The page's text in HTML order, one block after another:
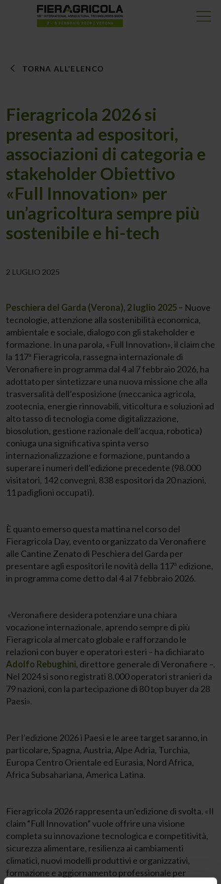
TORNA ALL'ELENCO
Fieragricola 2026 si
presenta ad espositori,
associazioni di categoria e
stakeholder Obiettivo
«Full Innovation» per
un’agricoltura sempre più
sostenibile e hi-tech
2 LUGLIO 2025
Peschiera del Garda (Verona), 2 luglio 2025 – Nuove
tecnologie, attenzione alla sostenibilità economica,
ambientale e sociale, dialogo con gli stakeholder e
formazione. In una parola, «Full Innovation», il claim che
la 117ª Fieragricola, rassegna internazionale di
Veronafiere in programma dal 4 al 7 febbraio 2026, ha
adottato per sintetizzare una nuova missione che alla
trasversalità dell’esposizione (meccanica agricola,
zootecnia, energie rinnovabili, viticoltura e soluzioni ad
alto tasso di tecnologia come digitalizzazione,
biosolution, gestione razionale dell’acqua, robotica)
coniuga una significativa spinta verso
internazionalizzazione e formazione, puntando a
superare i numeri dell’edizione precedente (98.000
visitatori, 142 convegni, 838 espositori da 20 nazioni,
11 padiglioni occupati).
È quanto emerso questa mattina nel corso del
Fieragricola Day, evento organizzato da Veronafiere
alle Cantine Zenato di Peschiera del Garda per
presentare agli espositori le novità della 117ª edizione,
in programma come detto dal 4 al 7 febbraio 2026.
«Veronafiere desidera potenziare una chiara
vocazione internazionale, aprendo sempre di più
Fieragricola al mercato globale e rafforzando le
relazioni con buyer e operatori esteri – ha dichiarato
Adolfo Rebughini, direttore generale di Veronafiere –.
Nel 2024 si sono registrati 8.000 operatori stranieri da
79 nazioni, con la partecipazione di 80 top buyer da 28
Paesi».
Per l’edizione 2026 i Paesi e le aree target saranno, in
particolare, Spagna, Austria, Alpe Adria, Turchia,
Europa Centro Orientale ed Eurasia, Nord Africa,
Africa Subsahariana, America Latina.
Fieragricola 2026 rappresenta un’edizione di svolta. «Il
claim “Full Innovation” vuole offrire una visione
completa su innovazione tecnologica e competitività,
sicurezza alimentare, resilienza ai cambiamenti
climatici, nuovi modelli produttivi e organizzativi,
formazione e aggiornamento professionale per